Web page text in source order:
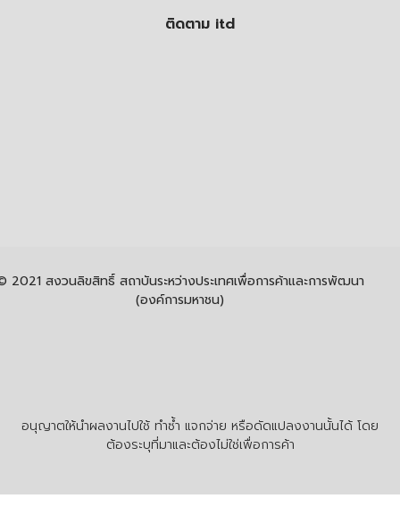
ติดตาม itd
อนุญาตให้นำผลงานไปใช้ ทำซ้ำ แจกจ่าย หรือดัดแปลงงานนั้นได้ โดย
ต้องระบุที่มาและต้องไม่ใช่เพื่อการค้า
2021 สงวนลิขสิทธิ์ สถาบันระหว่างประเทศเพื่อการค้าและการพัฒนา
(องค์การมหาชน)